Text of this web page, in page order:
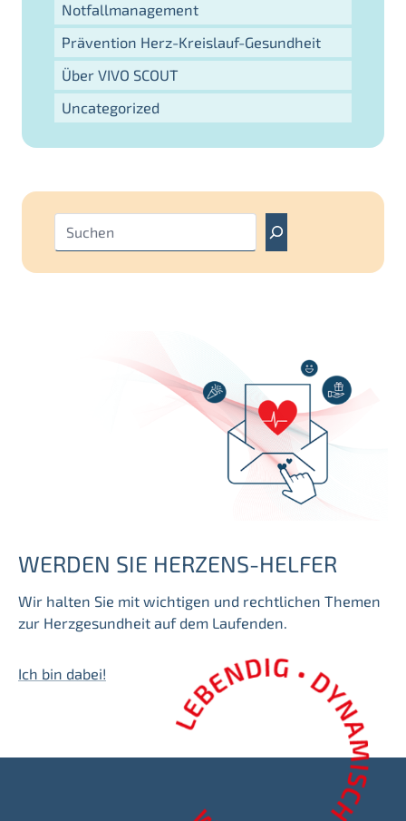
Notfallmanagement
Prävention Herz-Kreislauf-Gesundheit
Über VIVO SCOUT
Uncategorized
WERDEN SIE HERZENS-HELFER
Wir halten Sie mit wichtigen und rechtlichen Themen
zur Herzgesundheit auf dem Laufenden.
Ich bin dabei!